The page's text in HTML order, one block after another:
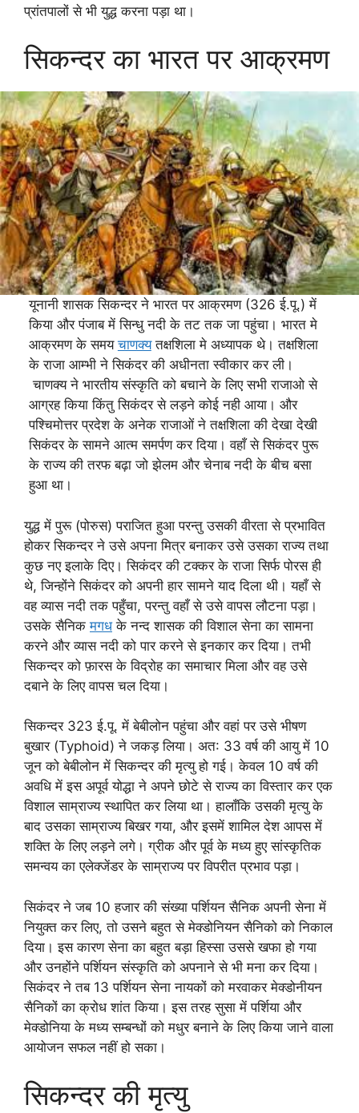
प्रांतपालों से भी युद्ध करना पड़ा था।
सिकन्दर का भारत पर आक्रमण
यूनानी शासक सिकन्दर ने भारत पर आक्रमण (326 ई.पू.) में
किया और पंजाब में सिन्धु नदी के तट तक जा पहुंचा। भारत मे
आक्रमण के समयचाणक्यतक्षशिला मे अध्यापक थे। तक्षशिला
के राजा आम्भी ने सिकंदर की अधीनता स्वीकार कर ली।
चाणक्य ने भारतीय संस्कृति को बचाने के लिए सभी राजाओ से
आग्रह किया किंतु सिकंदर से लड़ने कोई नही आया। और
पश्चिमोत्तर प्रदेश के अनेक राजाओं ने तक्षशिला की देखा देखी
सिकंदर के सामने आत्म समर्पण कर दिया। वहाँ से सिकंदर पुरू
के राज्य की तरफ बढ़ा जो झेलम और चेनाब नदी के बीच बसा
हुआ था।
युद्ध में पुरू (पोरुस) पराजित हुआ परन्तु उसकी वीरता से प्रभावित
होकर सिकन्दर ने उसे अपना मित्र बनाकर उसे उसका राज्य तथा
कुछ नए इलाके दिए। सिकंदर की टक्कर के राजा सिर्फ पोरस ही
थे, जिन्होंने सिकंदर को अपनी हार सामने याद दिला थी। यहाँ से
वह व्यास नदी तक पहुँचा, परन्तु वहाँ से उसे वापस लौटना पड़ा।
उसके सैनिकमगधके नन्द शासक की विशाल सेना का सामना
करने और व्यास नदी को पार करने से इनकार कर दिया। तभी
सिकन्दर को फ़ारस के विद्रोह का समाचार मिला और वह उसे
दबाने के लिए वापस चल दिया।
सिकन्दर 323 ई.पू. में बेबीलोन पहुंचा और वहां पर उसे भीषण
बुखार (Typhoid) ने जकड़ लिया। अत: 33 वर्ष की आयु में 10
जून को बेबीलोन में सिकन्दर की मृत्यु हो गई। केवल 10 वर्ष की
अवधि में इस अपूर्व योद्धा ने अपने छोटे से राज्य का विस्तार कर एक
विशाल साम्राज्य स्थापित कर लिया था। हालाँकि उसकी मृत्यु के
बाद उसका साम्राज्य बिखर गया, और इसमें शामिल देश आपस में
शक्ति के लिए लड़ने लगे। ग्रीक और पूर्व के मध्य हुए सांस्कृतिक
समन्वय का एलेक्जेंडर के साम्राज्य पर विपरीत प्रभाव पड़ा।
सिकंदर ने जब 10 हजार की संख्या पर्शियन सैनिक अपनी सेना में
नियुक्त कर लिए, तो उसने बहुत से मेक्डोनियन सैनिको को निकाल
दिया। इस कारण सेना का बहुत बड़ा हिस्सा उससे खफा हो गया
और उनहोंने पर्शियन संस्कृति को अपनाने से भी मना कर दिया।
सिकंदर ने तब 13 पर्शियन सेना नायकों को मरवाकर मेक्डोनीयन
सैनिकों का क्रोध शांत किया। इस तरह सुसा में पर्शिया और
मेक्डोनिया के मध्य सम्बन्धों को मधुर बनाने के लिए किया जाने वाला
आयोजन सफल नहीं हो सका।
सिकन्दर की मृत्यु